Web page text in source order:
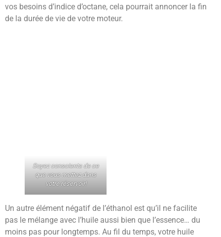
vos besoins d’indice d’octane, cela pourrait annoncer la fin
de la durée de vie de votre moteur.
Soyez conscients de ce
que vous mettez dans
votre réservoir!
Un autre élément négatif de l’éthanol est qu’il ne facilite
pas le mélange avec l’huile aussi bien que l’essence… du
moins pas pour longtemps. Au fil du temps, votre huile